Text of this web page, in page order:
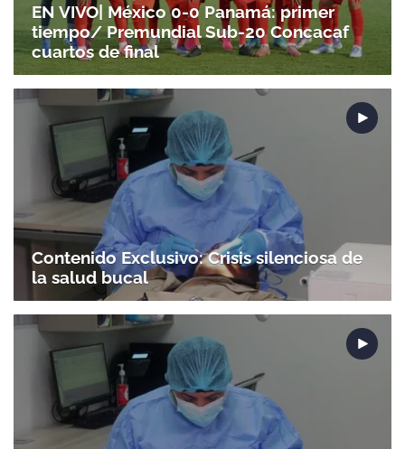
EN VIVO| México 0-0 Panamá: primer
tiempo/ Premundial Sub-20 Concacaf
cuartos de final
Contenido Exclusivo: Crisis silenciosa de
la salud bucal